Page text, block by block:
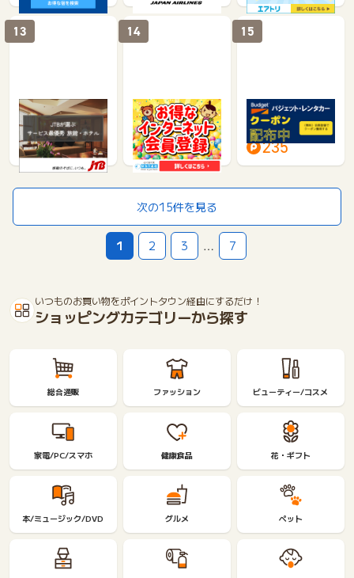
【JTB】国内宿泊予
約(旅館・ホテル)と
国内ツアー予約
1.5%
13
阪急交通社「インタ
ーネット会員登録」
50
14
1時間前まで予約受
付可能！レンタカー
検索・予約なら【バ
ジェットレ…
235
15
次の15件を見る
1 2 3 … 7
いつものお買い物をポイントタウン経由にするだけ！
ショッピングカテゴリーから探す
総合通販 ファッション ビューティー/コスメ
家電/PC/スマホ 健康食品 花・ギフト
本/ミュージック/DVD グルメ ペット